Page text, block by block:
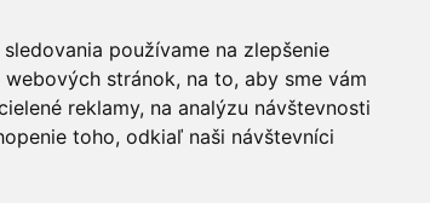
používame na zlepšenie
stránok, na to, aby sme vám
reklamy, na analýzu návštevnosti
toho, odkiaľ naši návštevníci